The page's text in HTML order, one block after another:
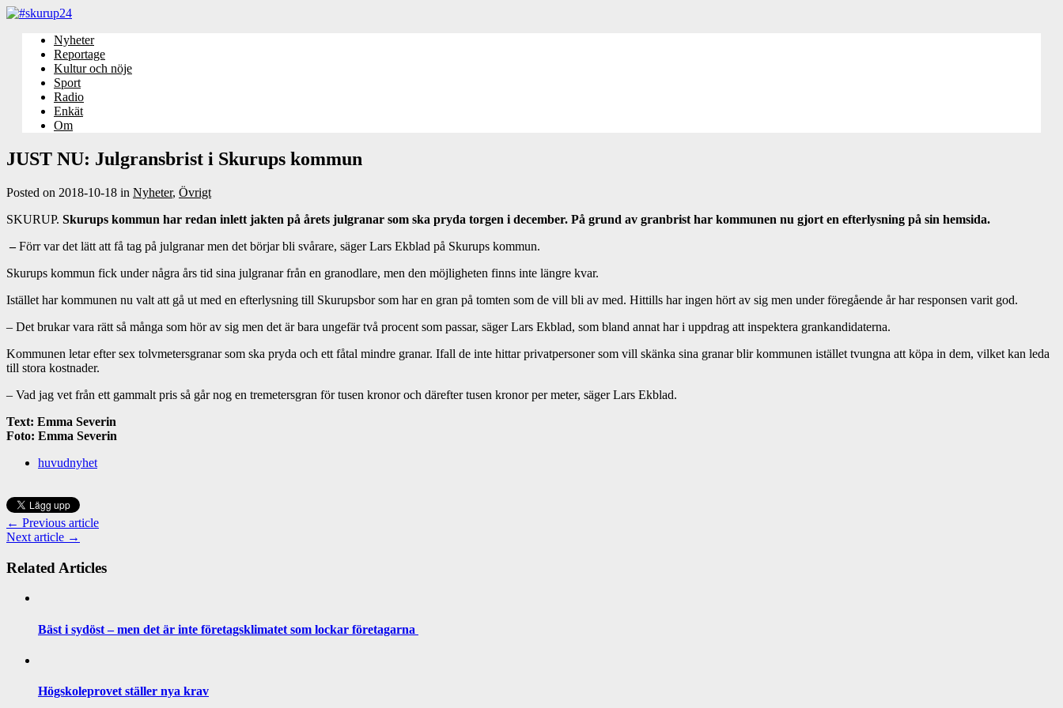
Nyheter
Reportage
Kultur och nöje
Sport
Radio
Enkät
Om
JUST NU: Julgransbrist i Skurups kommun
Posted on 2018-10-18 in Nyheter, Övrigt
SKURUP. Skurups kommun har redan inlett jakten på årets julgranar som ska pryda torgen i december. På grund av granbrist har kommunen nu gjort en efterlysning på sin hemsida.
–Förr var det lätt att få tag på julgranar men det börjar bli svårare, säger Lars Ekblad på Skurups kommun.
Skurups kommun fick under några års tid sina julgranar från en granodlare, men den möjligheten finns inte längre kvar.
Istället har kommunen nu valt att gå ut med en efterlysning till Skurupsbor som har en gran på tomten som de vill bli av med. Hittills har ingen hört av sig men under föregående år har responsen varit god.
– Det brukar vara rätt så många som hör av sig men det är bara ungefär två procent som passar, säger Lars Ekblad, som bland annat har i uppdrag att inspektera grankandidaterna.
Kommunen letar efter sex tolvmetersgranar som ska pryda och ett fåtal mindre granar. Ifall de inte hittar privatpersoner som vill skänka sina granar blir kommunen istället tvungna att köpa in dem, vilket kan leda
till stora kostnader.
– Vad jag vet från ett gammalt pris så går nog en tremetersgran för tusen kronor och därefter tusen kronor per meter, säger Lars Ekblad.
Text: Emma Severin
Foto: Emma Severin
huvudnyhet
← Previous article
Next article →
Related Articles
Bäst i sydöst – men det är inte företagsklimatet som lockar företagarna
Högskoleprovet ställer nya krav